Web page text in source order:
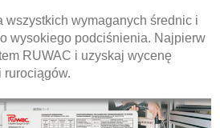
wszystkich wymaganych średnic i
wysokiego podciśnienia. Najpierw
RUWAC i uzyskaj wycenę
rurociągów.